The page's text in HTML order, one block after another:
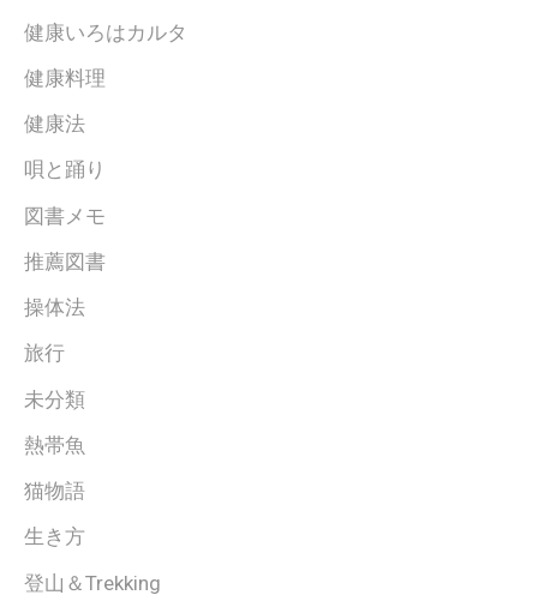
健康いろはカルタ
健康料理
健康法
唄と踊り
図書メモ
推薦図書
操体法
旅行
未分類
熱帯魚
猫物語
生き方
登山＆Trekking